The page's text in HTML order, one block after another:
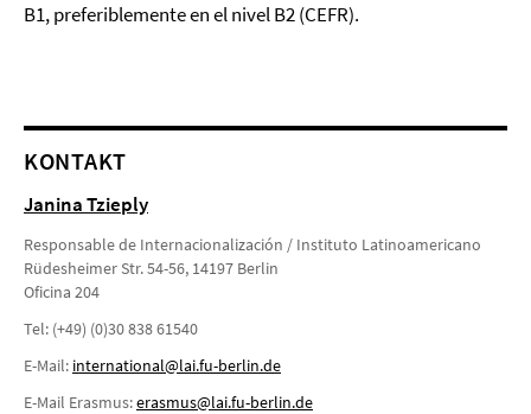
B1, preferiblemente en el nivel B2 (CEFR).
KONTAKT
Janina Tzieply
Responsable de Internacionalización / Instituto Latinoamericano
Rüdesheimer Str. 54-56, 14197 Berlin
Oficina 204
Tel: (+49) (0)30 838 61540
E-Mail: international@lai.fu-berlin.de
E-Mail Erasmus:erasmus@lai.fu-berlin.de